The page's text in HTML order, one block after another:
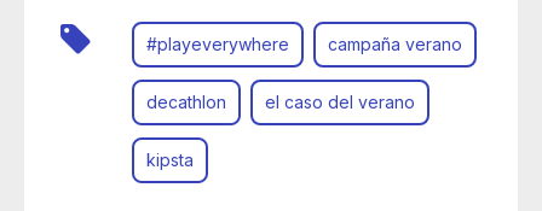
#playeverywhere campaña verano
decathlon el caso del verano
kipsta